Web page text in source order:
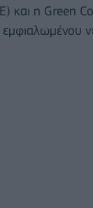
και η Green